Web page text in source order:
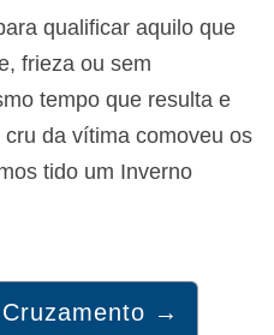
qualificar aquilo que
frieza ou sem
tempo que resulta e
da vítima comoveu os
tido um Inverno
→